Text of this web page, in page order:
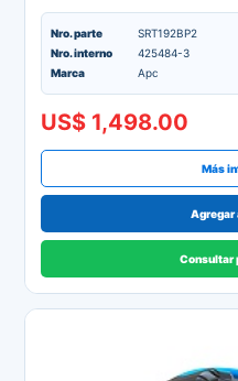
Nro. parte
SRT192BP2
Nro. interno
425484-3
Marca
Apc
US$ 1,498.00
Más
Agregar
Consultar